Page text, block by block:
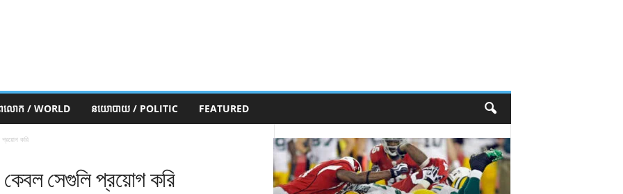
លោក / WORLD នយោបាយ / POLITIC FEATURED
করি
সেগুলি প্রয়োগ করি